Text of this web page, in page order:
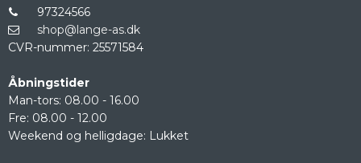
97324566
shop@lange-as.dk
CVR-nummer: 25571584
Åbningstider
Man-tors: 08.00 - 16.00
Fre: 08.00 - 12.00
Weekend og helligdage: Lukket